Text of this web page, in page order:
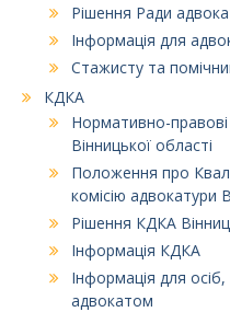
Рішення Ради
Інформація для
Стажисту та
КДКА
Нормативно-
Вінницької області
Положення про
комісію адвокатури
Рішення КДКА
Інформація КДКА
Інформація для
адвокатом